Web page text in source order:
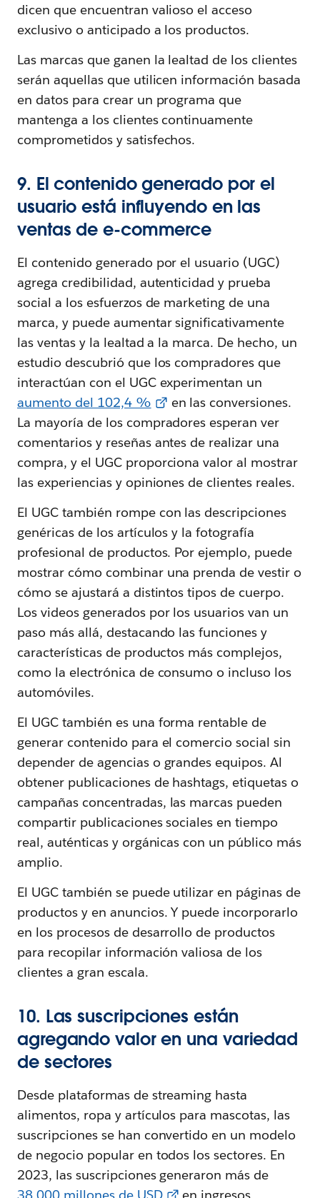
dicen que encuentran valioso el acceso
exclusivo o anticipado a los productos.
Las marcas que ganen la lealtad de los clientes
serán aquellas que utilicen información basada
en datos para crear un programa que
mantenga a los clientes continuamente
comprometidos y satisfechos.
9. El contenido generado por el
usuario está influyendo en las
ventas de e-commerce
El contenido generado por el usuario (UGC)
agrega credibilidad, autenticidad y prueba
social a los esfuerzos de marketing de una
marca, y puede aumentar significativamente
las ventas y la lealtad a la marca. De hecho, un
estudio descubrió que los compradores que
interactúan con el UGC experimentan un
aumento del 102,4 %
en las conversiones.
La mayoría de los compradores esperan ver
comentarios y reseñas antes de realizar una
compra, y el UGC proporciona valor al mostrar
las experiencias y opiniones de clientes reales.
El UGC también rompe con las descripciones
genéricas de los artículos y la fotografía
profesional de productos. Por ejemplo, puede
mostrar cómo combinar una prenda de vestir o
cómo se ajustará a distintos tipos de cuerpo.
Los videos generados por los usuarios van un
paso más allá, destacando las funciones y
características de productos más complejos,
como la electrónica de consumo o incluso los
automóviles.
El UGC también es una forma rentable de
generar contenido para el comercio social sin
depender de agencias o grandes equipos. Al
obtener publicaciones de hashtags, etiquetas o
campañas concentradas, las marcas pueden
compartir publicaciones sociales en tiempo
real, auténticas y orgánicas con un público más
amplio.
El UGC también se puede utilizar en páginas de
productos y en anuncios. Y puede incorporarlo
en los procesos de desarrollo de productos
para recopilar información valiosa de los
clientes a gran escala.
10. Las suscripciones están
agregando valor en una variedad
de sectores
Desde plataformas de streaming hasta
alimentos, ropa y artículos para mascotas, las
suscripciones se han convertido en un modelo
de negocio popular en todos los sectores. En
2023, las suscripciones generaron más de